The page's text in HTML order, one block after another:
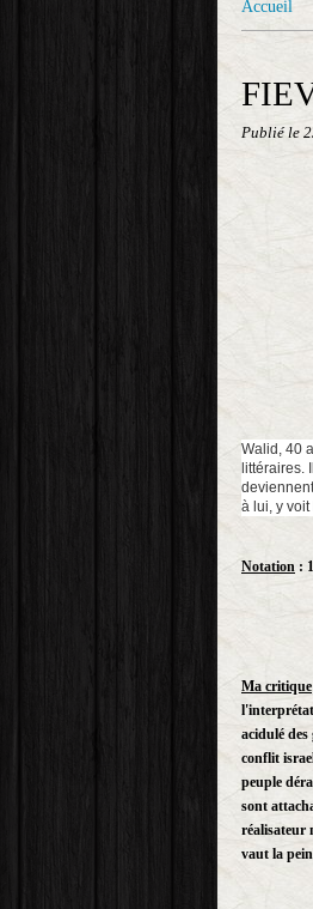
Accueil
Publié le
Walid, 40
littéraires.
à lui, y
Notation :
Ma critique
acidulé
conflit
peuple
sont
réalisateur
vaut la